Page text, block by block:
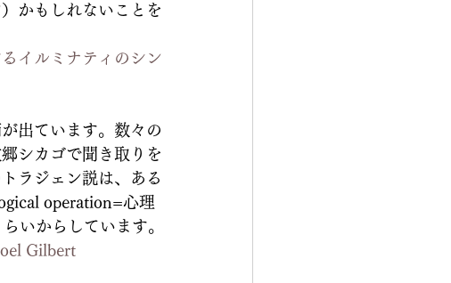
かもしれないことを
イルミナティのシン
出ています。数々の
シカゴで聞き取りを
ラジェン説は、ある
operation=心理
いからしています。
Gilbert